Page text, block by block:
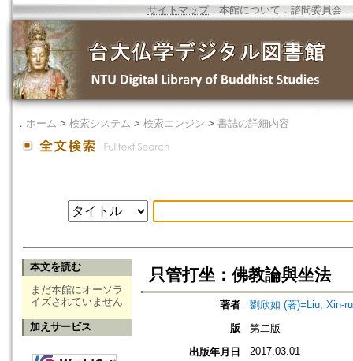
サイトマップ．本館について ． 諮問委員会 ．
． ホーム > 検索システム > 検索エンジン > 書誌の詳細内容
本文を読む
まだ本館にオーソラ
イズされていません
加えサービス
只管打坐：佛教論與坐法
著者
劉欣如 (著)=Liu, Xin-
版
第二版
出版年月日
2017.03.01